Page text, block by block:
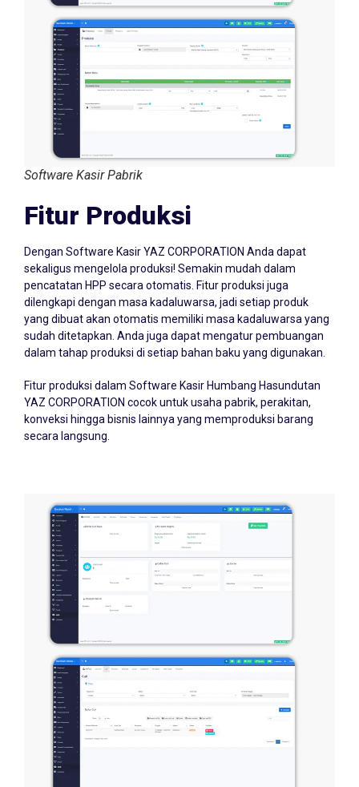
Software Kasir Pabrik
Fitur Produksi
sekaligus mengelola produksi! Semakin mudah dalam
pencatatan HPP secara otomatis. Fitur produksi juga
dilengkapi dengan masa kadaluwarsa, jadi setiap produk
yang dibuat akan otomatis memiliki masa kadaluwarsa yang
sudah ditetapkan. Anda juga dapat mengatur pembuangan
dalam tahap produksi di setiap bahan baku yang digunakan.
YAZ CORPORATION cocok untuk usaha pabrik, perakitan,
konveksi hingga bisnis lainnya yang memproduksi barang
secara langsung.